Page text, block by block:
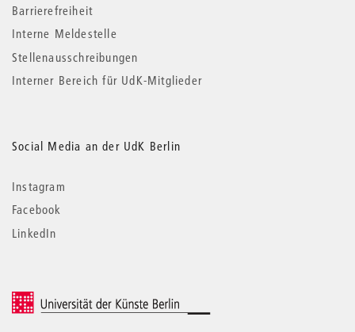
Barrierefreiheit
Interne Meldestelle
Stellenausschreibungen
Interner Bereich für UdK-Mitglieder
Social Media an der UdK Berlin
Instagram
Facebook
LinkedIn
© 2026 Universität der Künste Berlin